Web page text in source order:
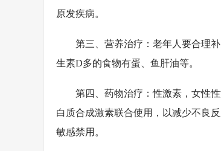
原发疾病。
第三、营养治疗：老年人要合理补
生素D多的食物有蛋、鱼肝油等。
第四、药物治疗：性激素，女性性
白质合成激素联合使用，以减少不良
敏感禁用。